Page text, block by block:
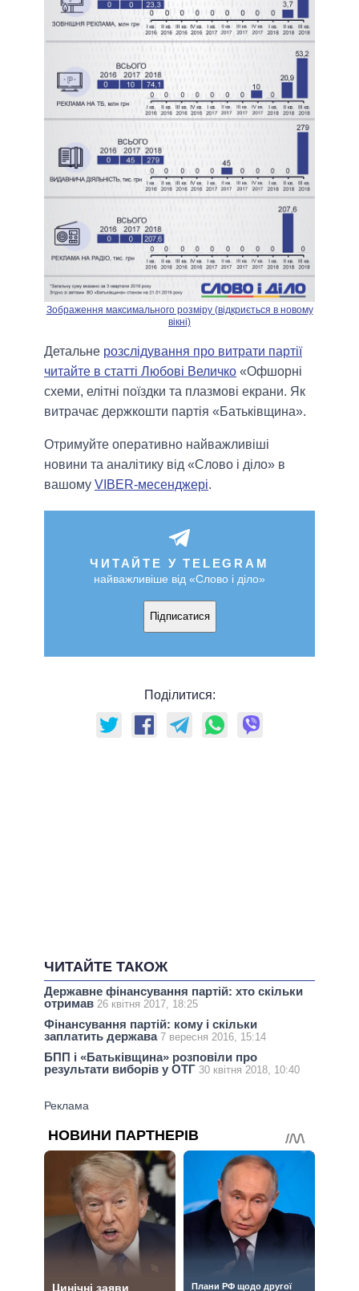
Зображення максимального розміру (відкриється в новому
вікні)
Детальне розслідування про витрати партії
читайте в статті Любові Величко «Офшорні
схеми, елітні поїздки та плазмові екрани. Як
витрачає держкошти партія «Батьківщина».
Отримуйте оперативно найважливіші
новини та аналітику від «Слово і діло» в
вашому VIBER-месенджері.
ЧИТАЙТЕ У TELEGRAM
найважливіше від «Слово і діло»
Підписатися
Поділитися:
ЧИТАЙТЕ ТАКОЖ
Державне фінансування партій: хто скільки
отримав 26 квітня 2017, 18:25
Фінансування партій: кому і скільки
заплатить держава 7 вересня 2016, 15:14
БПП і «Батьківщина» розповіли про
результати виборів у ОТГ 30 квітня 2018, 10:40